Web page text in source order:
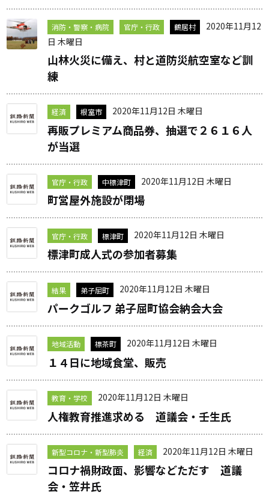
消防・警察・病院 官庁・行政 鶴居村
2020年11月12
日 木曜日
山林火災に備え、村と道防災航空室など訓
練
経済 根室市 2020年11月12日 木曜日
再販プレミアム商品券、抽選で２６１６人
が当選
官庁・行政 中標津町 2020年11月12日 木曜日
町営屋外施設が閉場
官庁・行政 標津町 2020年11月12日 木曜日
標津町成人式の参加者募集
結果 弟子屈町 2020年11月12日 木曜日
パークゴルフ 弟子屈町協会納会大会
地域活動 標茶町 2020年11月12日 木曜日
１４日に地域食堂、販売
教育・学校 2020年11月12日 木曜日
人権教育推進求める 道議会・壬生氏
新型コロナ・新型肺炎 経済 2020年11月12日 木曜日
コロナ禍財政面、影響などただす 道議
会・笠井氏